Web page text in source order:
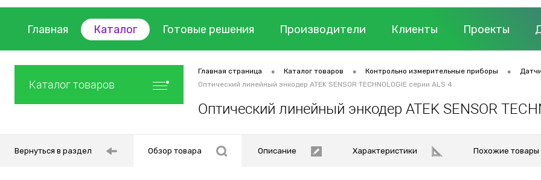
Главная Каталог Готовые решения Производители Клиенты Проекты
Каталог товаров
Главная страница • Каталог товаров • Контрольно измерительные приборы •
Оптический линейный энкодер ATEK SENSOR TECHNOLOGIE серии ALS 4
Оптический линейный энкодер ATEK SENSOR
Вернуться в раздел Обзор товара Описание Характеристики Похожие товары